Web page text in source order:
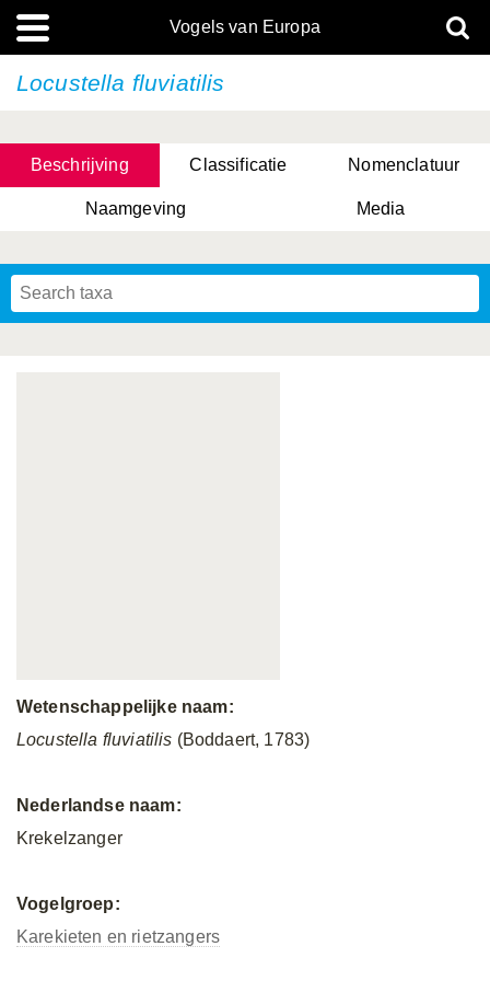
Vogels van Europa
Locustella fluviatilis
Beschrijving Classificatie Nomenclatuur
Naamgeving Media
Wetenschappelijke naam:
Locustella fluviatilis (Boddaert, 1783)
Nederlandse naam:
Krekelzanger
Vogelgroep:
Karekieten en rietzangers